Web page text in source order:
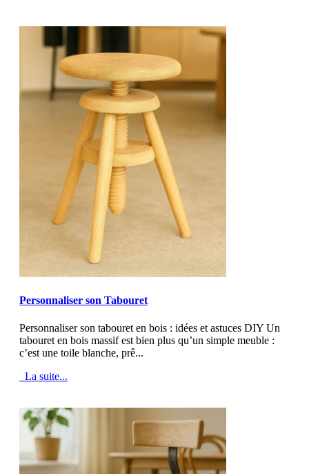
Personnaliser son Tabouret
Personnaliser son tabouret en bois : idées et astuces DIY Un
tabouret en bois massif est bien plus qu’un simple meuble :
c’est une toile blanche, prê...
La suite...